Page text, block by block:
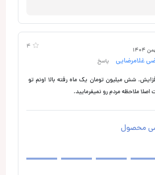
4
غلامرضایی پاسخ
شش میلیون تومان یک ماه رفته بالا اونم تو
ملاحظه مردم رو نمیفرمایید.
محصول